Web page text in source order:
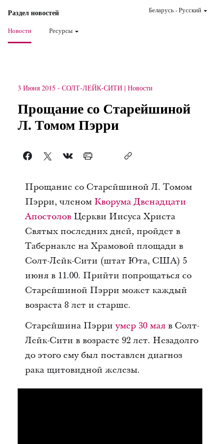
Раздел новостей
Новости Ресурсы
Беларусь-Pусский
3 Июня 2015 - СОЛТ-ЛЕЙК-СИТИ Новости
Прощание со Старейшиной
Л. Томом Пэрри
Прощание со Старейшиной Л. Томом
Пэрри, членом Кворума Двенадцати
АпостоловЦеркви Иисуса Христа
Святых последних дней, пройдет в
Табернакле на Храмовой площади в
Солт-Лейк-Сити (штат Юта, США) 5
июня в 11.00. Прийти попрощаться со
Старейшиной Пэрри может каждый
возраста 8 лет и старше.
Старейшина Пэрри умер 30 маяв Солт-
Лейк-Сити в возрасте 92 лет. Незадолго
до этого ему был поставлен диагноз
рака щитовидной железы.